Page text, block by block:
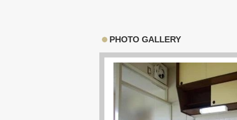
PHOTO GALLERY